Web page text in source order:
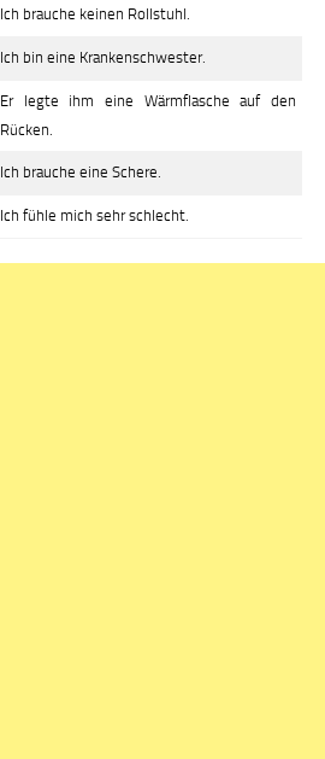
Ich brauche keinen Rollstuhl.
Ich bin eine Krankenschwester.
Er legte ihm eine Wärmflasche auf den
Rücken.
Ich brauche eine Schere.
Ich fühle mich sehr schlecht.